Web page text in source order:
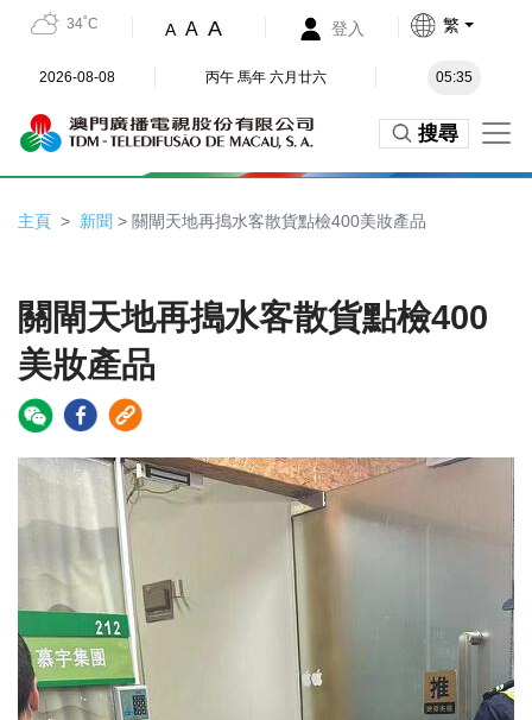
34˚C A A A 登入 繁
2026-08-08 丙午 馬年 六月廿六 05:35
搜尋
主頁 新聞 > 關閘天地再搗水客散貨點檢400美妝產品
關閘天地再搗水客散貨點檢400
美妝產品